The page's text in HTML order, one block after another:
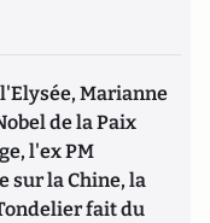
Marianne
de la Paix
l'ex PM
sur la Chine, la
fait du